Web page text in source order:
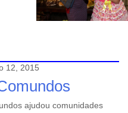
12, 2015
ajudou comunidades